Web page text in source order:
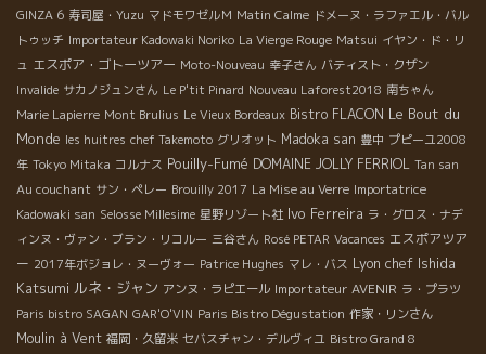
GINZA 6 寿司屋・Yuzu マドモワゼルＭ Matin Calme ドメーヌ・ラファエル・バル
トゥッチ Importateur Kadowaki Noriko La Vierge Rouge Matsui イヤン・ド・リ
ュ エスポア・ゴトーツアー Moto-Nouveau 幸子さん バティスト・クザン
Invalide サカノジュンさん Le P'tit Pinard Nouveau Laforest2018 南ちゃん
Marie Lapierre Mont Brulius Le Vieux Bordeaux Bistro FLACON Le Bout du
Monde les huitres chef Takemoto グリオット Madoka san 豊中 プピーユ2008
年 Tokyo Mitaka コルナス Pouilly-Fumé DOMAINE JOLLY FERRIOL Tan san
Au couchant サン・ペレー Brouilly 2017 La Mise au Verre Importatrice
Kadowaki san Selosse Millesime 星野リゾート社 Ivo Ferreira ラ・グロス・ナデ
ィンヌ・ヴァン・ブラン・リコルー 三谷さん Rosé PETAR Vacances エスポアツア
ー 2017年ボジョレ・ヌーヴォー Patrice Hughes マレ・バス Lyon chef Ishida
Katsumi ルネ・ジャン アンヌ・ラピエール Importateur AVENIR ラ・プラツ
Paris bistro SAGAN GAR'O'VIN Paris Bistro Dégustation 作家・リンさん
Moulin à Vent 福岡・久留米 セバスチャン・デルヴィユ Bistro Grand 8